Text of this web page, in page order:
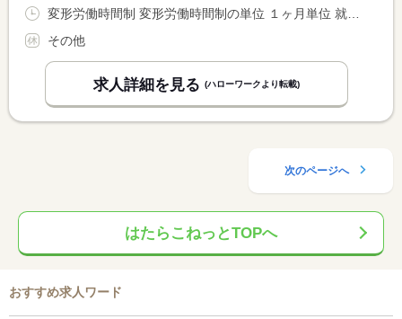
変形労働時間制 変形労働時間制の単位 １ヶ月単位 就業時間１ 16時00分〜19時30分
その他
求人詳細を見る (ハローワークより転載)
次のページへ
はたらこねっとTOPへ
おすすめ求人ワード